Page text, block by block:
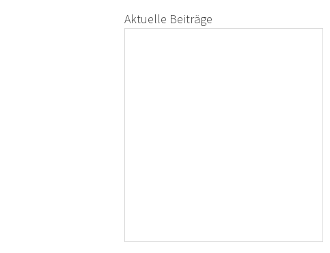
Aktuelle Beiträge